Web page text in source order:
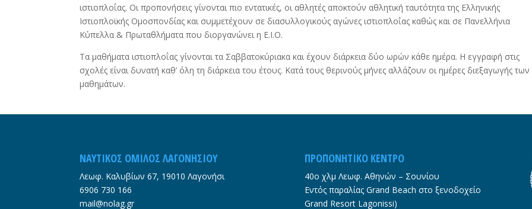
ιστιοπλοΐας. Οι προπονήσεις γίνονται πιο εντατικές, οι αθλητές αποκτούν αθλητική ταυτότητα της Ελληνικής
Ιστιοπλοϊκής Ομοσπονδίας και συμμετέχουν σε διασυλλογικούς αγώνες ιστιοπλοΐας καθώς και σε Πανελλήνια
Κύπελλα & Πρωταθλήματα που διοργανώνει η Ε.Ι.Ο.
Τα μαθήματα ιστιοπλοΐας γίνονται τα Σαββατοκύριακα και έχουν διάρκεια δύο ωρών κάθε ημέρα. Η εγγραφή στις
σχολές είναι δυνατή καθ’ όλη τη διάρκεια του έτους. Κατά τους θερινούς μήνες αλλάζουν οι ημέρες διεξαγωγής των
μαθημάτων.
ΝΑΥΤΙΚΟΣ ΟΜΙΛΟΣ ΛΑΓΟΝΗΣΙΟΥ
Λεωφ. Καλυβίων 67, 19010 Λαγονήσι
6906 730 166
mail@nolag.gr
ΠΡΟΠΟΝΗΤΙΚΟ ΚΕΝΤΡΟ
40o χλμ Λεωφ. Αθηνών – Σουνίου
Εντός παραλίας Grand Beach στο ξενοδοχείο
Grand Resort Lagonissi)